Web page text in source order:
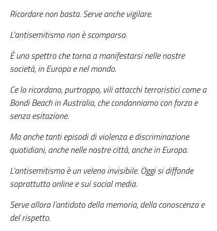
Ricordare non basta. Serve anche vigilare.
L’antisemitismo non è scomparso.
È uno spettro che torna a manifestarsi nelle nostre
società, in Europa e nel mondo.
Ce lo ricordano, purtroppo, vili attacchi terroristici come a
Bondi Beach in Australia, che condanniamo con forza e
senza esitazione.
Ma anche tanti episodi di violenza e discriminazione
quotidiani, anche nelle nostre città, anche in Europa.
L’antisemitismo è un veleno invisibile. Oggi si diffonde
soprattutto online e sui social media.
Serve allora l’antidoto della memoria, della conoscenza e
del rispetto.